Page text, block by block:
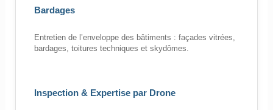
Bardages
Entretien de l’enveloppe des bâtiments : façades vitrées,
bardages, toitures techniques et skydômes.
Inspection & Expertise par Drone